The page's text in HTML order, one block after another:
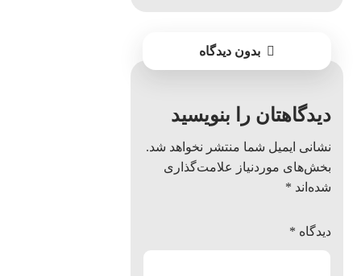
بدون دیدگاه
دیدگاهتان را بنویسید
نشانی ایمیل شما منتشر نخواهد شد.
بخش‌های موردنیاز علامت‌گذاری
شده‌اند *
دیدگاه *